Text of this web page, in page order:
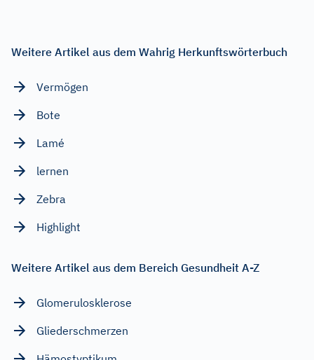
Weitere Artikel aus dem Wahrig Herkunftswörterbuch
Vermögen
Bote
Lamé
lernen
Zebra
Highlight
Weitere Artikel aus dem Bereich Gesundheit A-Z
Glomerulosklerose
Gliederschmerzen